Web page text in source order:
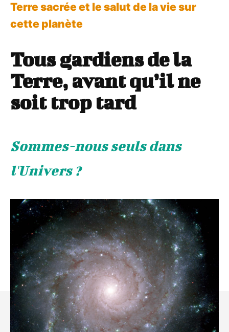
Terre sacrée et le salut de la vie sur
cette planète
Tous gardiens de la
Terre, avant qu’il ne
soit trop tard
Sommes-nous seuls dans
l'Univers ?